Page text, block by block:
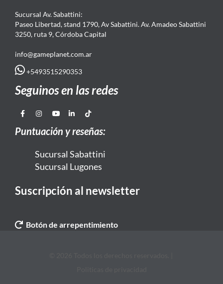
Sucursal Av. Sabattini:
Paseo Libertad, stand 1790, Av Sabattini. Av. Amadeo Sabattini
3250, ruta 9, Córdoba Capital
info@gameplanet.com.ar
+5493515290353
Seguinos en las redes
Puntuación y reseñas:
Sucursal Sabattini
Sucursal Lugones
Suscripción al newsletter
Botón de arrepentimiento